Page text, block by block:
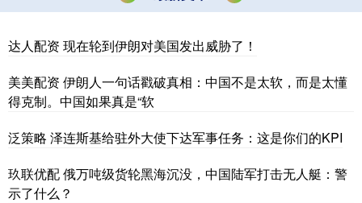
达人配资 现在轮到伊朗对美国发出威胁了！
美美配资 伊朗人一句话戳破真相：中国不是太软，而是太懂
得克制。中国如果真是“软
泛策略 泽连斯基给驻外大使下达军事任务：这是你们的KPI
玖联优配 俄万吨级货轮黑海沉没，中国陆军打击无人艇：警
示了什么？